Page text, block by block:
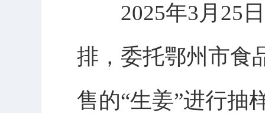
2025年3月25日
排，委托鄂州市食
售的“生姜”进行抽